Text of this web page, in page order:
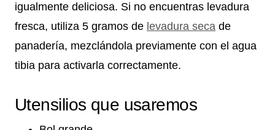
igualmente deliciosa. Si no encuentras levadura
fresca, utiliza 5 gramos de levadura seca de
panadería, mezclándola previamente con el agua
tibia para activarla correctamente.
Utensilios que usaremos